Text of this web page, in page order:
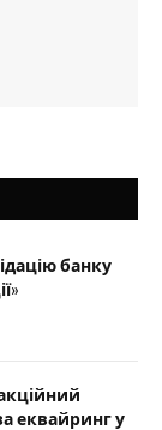
банку
еквайринг у